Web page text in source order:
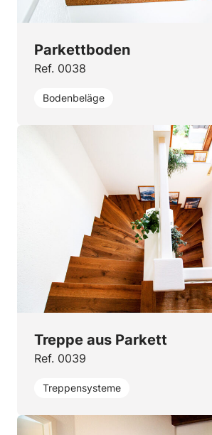
Parkettboden
Ref. 0038
Bodenbeläge
Treppe aus Parkett
Ref. 0039
Treppensysteme